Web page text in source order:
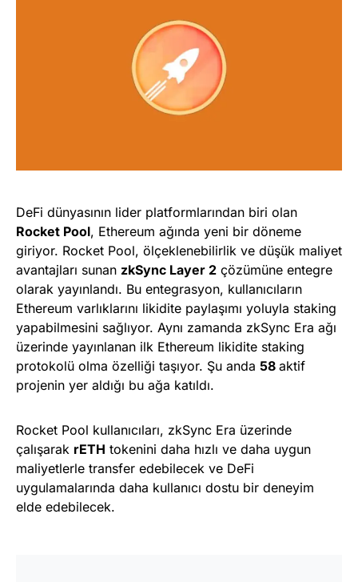
DeFi dünyasının lider platformlarından biri olan
Rocket Pool, Ethereum ağında yeni bir döneme
giriyor. Rocket Pool, ölçeklenebilirlik ve düşük maliyet
avantajları sunan zkSync Layer 2 çözümüne entegre
olarak yayınlandı. Bu entegrasyon, kullanıcıların
Ethereum varlıklarını likidite paylaşımı yoluyla staking
yapabilmesini sağlıyor. Aynı zamanda zkSync Era ağı
üzerinde yayınlanan ilk Ethereum likidite staking
protokolü olma özelliği taşıyor. Şu anda 58 aktif
projenin yer aldığı bu ağa katıldı.
Rocket Pool kullanıcıları, zkSync Era üzerinde
çalışarak rETH tokenini daha hızlı ve daha uygun
maliyetlerle transfer edebilecek ve DeFi
uygulamalarında daha kullanıcı dostu bir deneyim
elde edebilecek.